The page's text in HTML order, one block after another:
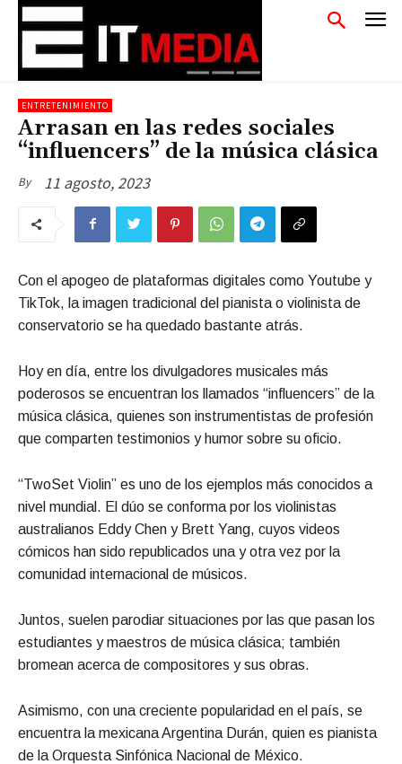
ENTRETENIMIENTO
Arrasan en las redes sociales
“influencers” de la música clásica
By 11 agosto, 2023
Con el apogeo de plataformas digitales como Youtube y
TikTok, la imagen tradicional del pianista o violinista de
conservatorio se ha quedado bastante atrás.
Hoy en día, entre los divulgadores musicales más
poderosos se encuentran los llamados “influencers” de la
música clásica, quienes son instrumentistas de profesión
que comparten testimonios y humor sobre su oficio.
“TwoSet Violin” es uno de los ejemplos más conocidos a
nivel mundial. El dúo se conforma por los violinistas
australianos Eddy Chen y Brett Yang, cuyos videos
cómicos han sido republicados una y otra vez por la
comunidad internacional de músicos.
Juntos, suelen parodiar situaciones por las que pasan los
estudiantes y maestros de música clásica; también
bromean acerca de compositores y sus obras.
Asimismo, con una creciente popularidad en el país, se
encuentra la mexicana Argentina Durán, quien es pianista
de la Orquesta Sinfónica Nacional de México.